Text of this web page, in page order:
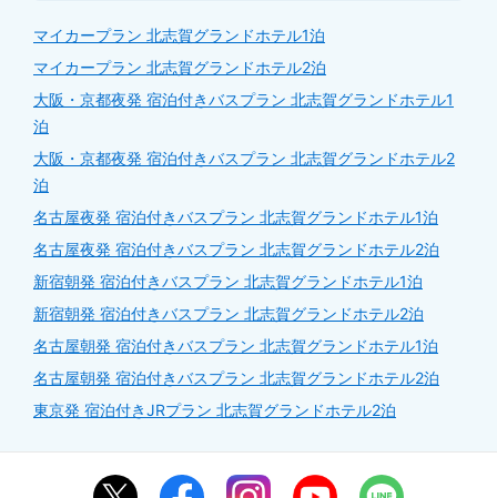
マイカープラン 北志賀グランドホテル1泊
マイカープラン 北志賀グランドホテル2泊
大阪・京都夜発 宿泊付きバスプラン 北志賀グランドホテル1
泊
大阪・京都夜発 宿泊付きバスプラン 北志賀グランドホテル2
泊
名古屋夜発 宿泊付きバスプラン 北志賀グランドホテル1泊
名古屋夜発 宿泊付きバスプラン 北志賀グランドホテル2泊
新宿朝発 宿泊付きバスプラン 北志賀グランドホテル1泊
新宿朝発 宿泊付きバスプラン 北志賀グランドホテル2泊
名古屋朝発 宿泊付きバスプラン 北志賀グランドホテル1泊
名古屋朝発 宿泊付きバスプラン 北志賀グランドホテル2泊
東京発 宿泊付きJRプラン 北志賀グランドホテル2泊